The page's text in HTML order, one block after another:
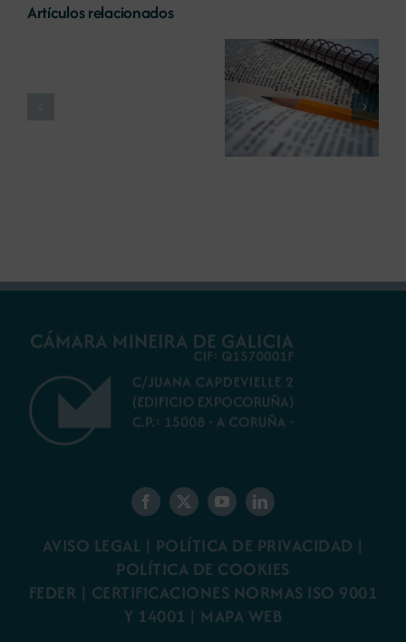
Artículos relacionados
AVISO LEGAL | POLÍTICA DE PRIVACIDAD |
POLÍTICA DE COOKIES
FEDER | CERTIFICACIONES NORMAS ISO 9001
Y 14001 | MAPA WEB